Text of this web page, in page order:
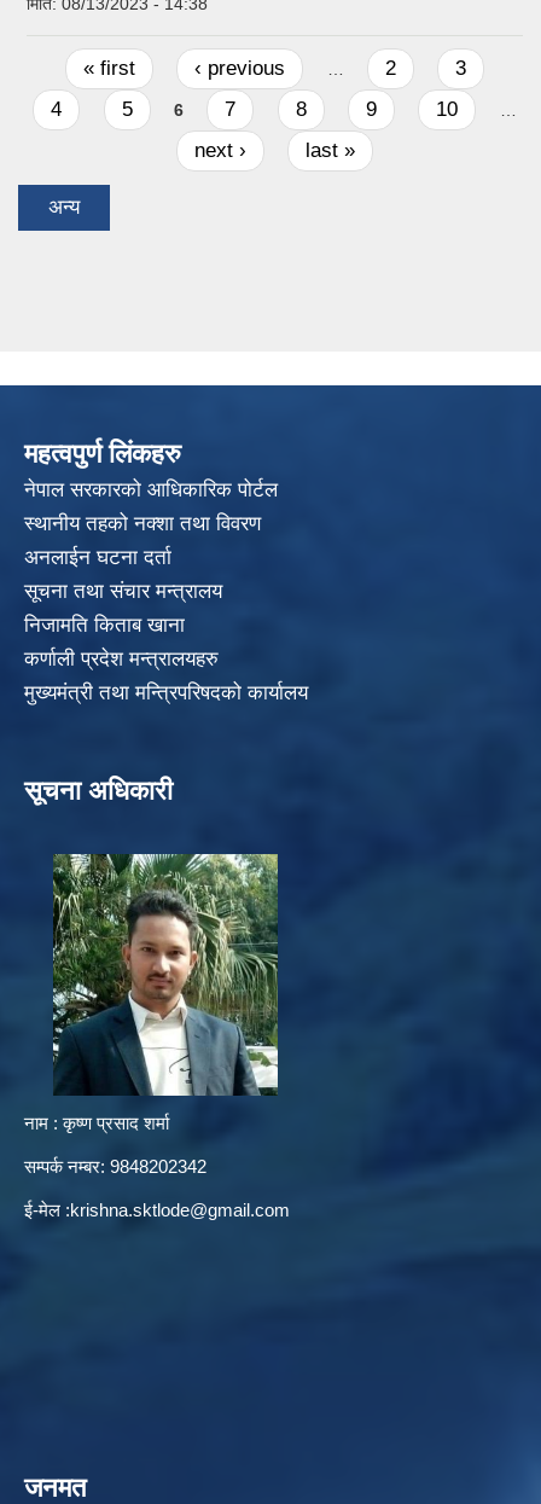
Pages
« first ‹ previous 2
3
4
5 6 7 8 9 10
next › last »
अन्य
महत्वपुर्ण लिंकहरु
नेपाल सरकारको आधिकारिक पोर्टल
स्थानीय तहको नक्शा तथा विवरण
अनलाईन घटना दर्ता
सूचना तथा संचार मन्त्रालय
निजामति किताब खाना
कर्णाली प्रदेश मन्त्रालयहरु
मुख्यमंत्री तथा मन्त्रिपरिषदको कार्यालय
सूचना अधिकारी
नाम : कृष्ण प्रसाद शर्मा
सम्पर्क नम्बर: 9848202342
ई-मेल :krishna.sktlode@gmail.com
जनमत